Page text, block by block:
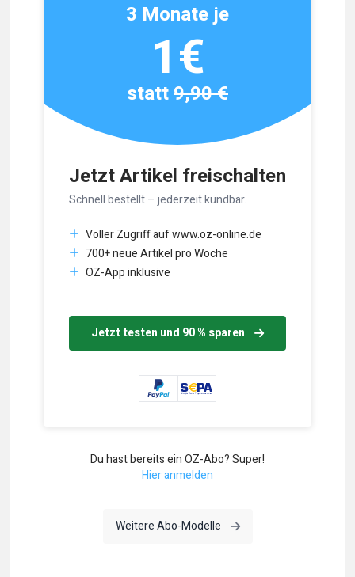
Jetzt Artikel freischalten
Schnell bestellt – jederzeit kündbar.
Voller Zugriff auf www.oz-online.de
700+ neue Artikel pro Woche
OZ-App inklusive
Jetzt testen und 90 % sparen
3 Monate je
1€
statt9,90 €
Du hast bereits ein OZ-Abo? Super!
Hier anmelden
Weitere Abo-Modelle